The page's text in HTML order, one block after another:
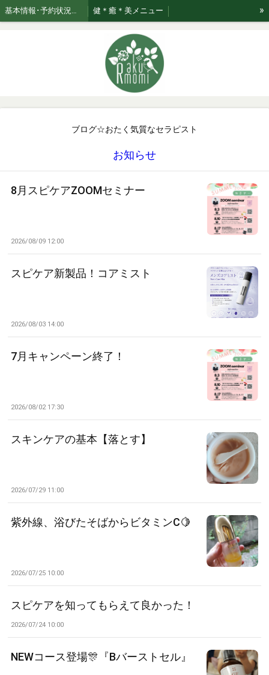
基本情報･予約状況・ページのご案内 健＊癒＊美メニュー
ご案内 セラピスト紹介
»
ブログ☆おたく気質なセラピスト
お知らせ
8月スピケアZOOMセミナー
2026/08/09 12:00
スピケア新製品！コアミスト
2026/08/03 14:00
7月キャンペーン終了！
2026/08/02 17:30
スキンケアの基本【落とす】
2026/07/29 11:00
紫外線、浴びたそばからビタミンC🍋
2026/07/25 10:00
スピケアを知ってもらえて良かった！
2026/07/24 10:00
NEWコース登場🎊『Bバーストセル』